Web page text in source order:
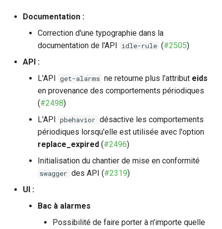
Documentation :
Correction d'une typographie dans la
documentation de l'API idle-rule (#2505)
API :
L'API get-alarms ne retourne plus l'attribut eids
en provenance des comportements périodiques
(#2498)
L'API pbehavior désactive les comportements
périodiques lorsqu'elle est utilisée avec l'option
replace_expired (#2496)
Initialisation du chantier de mise en conformité
swagger des API (#2319)
UI :
Bac à alarmes
Possibilité de faire porter à n'importe quelle